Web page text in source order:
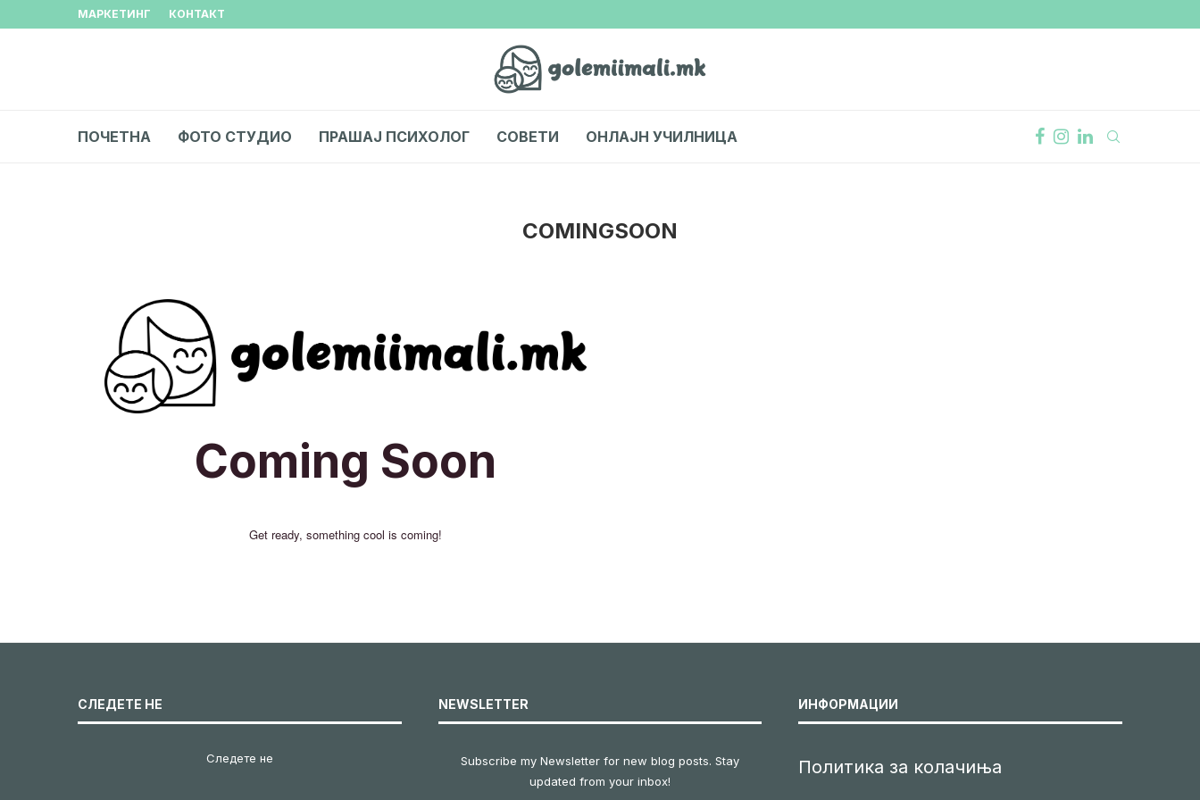
МАРКЕТИНГ КОНТАКТ
ПОЧЕТНА ФОТО СТУДИО ПРАШАЈ ПСИХОЛОГ СОВЕТИ ОНЛАЈН УЧИЛНИЦА
COMINGSOON
Coming Soon
Get ready, something cool is coming!
СЛЕДЕТЕ НЕ
Следете не
NEWSLETTER
Subscribe my Newsletter for new blog posts. Stay
updated from your inbox!
ИНФОРМАЦИИ
Политика за колачиња